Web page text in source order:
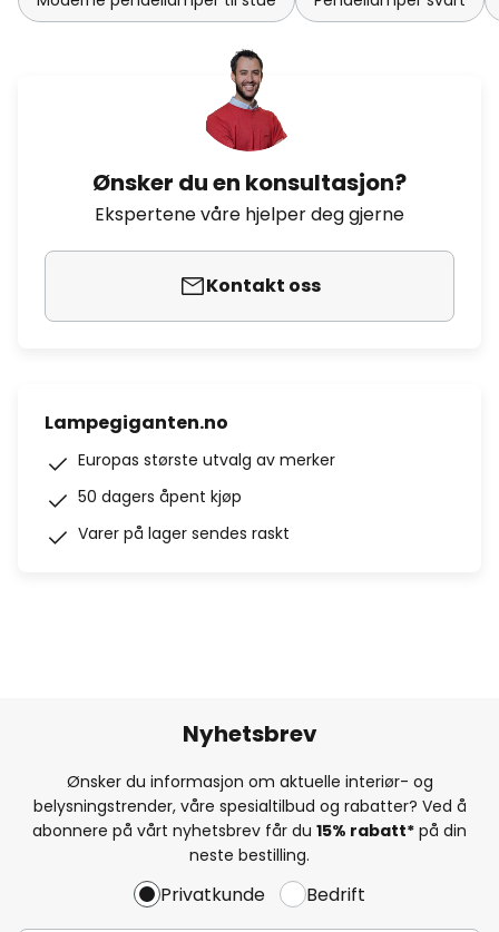
Ønsker du en konsultasjon?
Ekspertene våre hjelper deg gjerne
Kontakt oss
Lampegiganten.no
Europas største utvalg av merker
50 dagers åpent kjøp
Varer på lager sendes raskt
Nyhetsbrev
Ønsker du informasjon om aktuelle interiør- og
belysningstrender, våre spesialtilbud og rabatter? Ved å
abonnere på vårt nyhetsbrev får du 15% rabatt* på din
neste bestilling.
Privatkunde Bedrift